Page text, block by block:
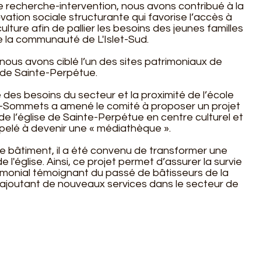
recherche-intervention, nous avons contribué à la
sociale structurante qui favorise l’accès à
afin de pallier les besoins des jeunes familles
la communauté de L'Islet-Sud.
avons ciblé l’un des sites patrimoniaux de
de Sainte-Perpétue.
besoins du secteur et la proximité de l’école
a amené le comité à proposer un projet
l’église de Sainte-Perpétue en centre culturel et
à devenir une « médiathèque ».
bâtiment, il a été convenu de transformer une
l'église. Ainsi, ce projet permet d’assurer la survie
témoignant du passé de bâtisseurs de la
de nouveaux services dans le secteur de